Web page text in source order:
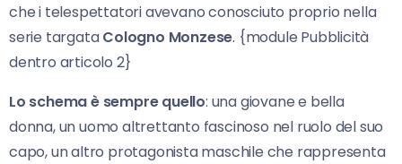
che i telespettatori avevano conosciuto proprio nella
serie targataCologno Monzese. {module Pubblicità
dentro articolo 2}
Lo schema è sempre quello: una giovane e bella
donna, un uomo altrettanto fascinoso nel ruolo del suo
capo, un altro protagonista maschile che rappresenta